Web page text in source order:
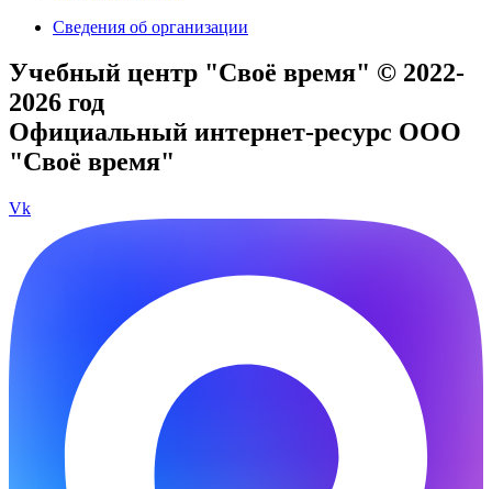
Сведения об организации
Учебный центр "Своё время" © 2022-
2026 год
Официальный интернет-ресурс ООО
"Своё время"
Vk